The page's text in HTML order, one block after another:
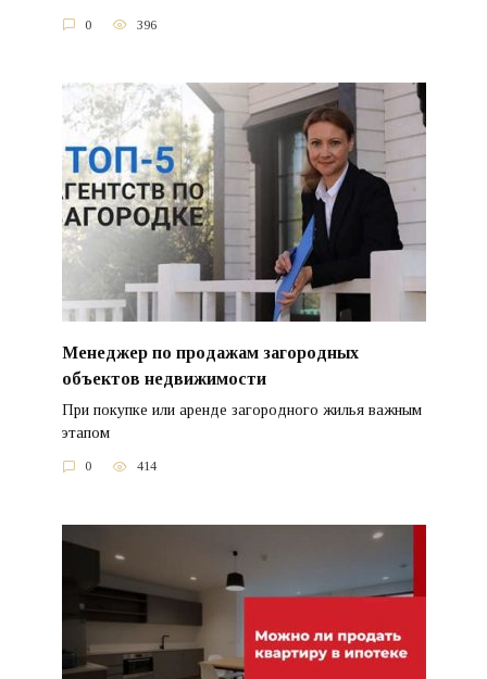
0 396
Менеджер по продажам загородных
объектов недвижимости
При покупке или аренде загородного жилья важным
этапом
0 414